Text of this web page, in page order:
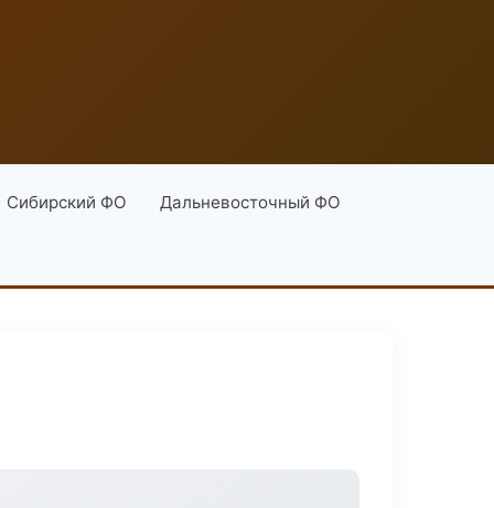
Сибирский ФО Дальневосточный ФО